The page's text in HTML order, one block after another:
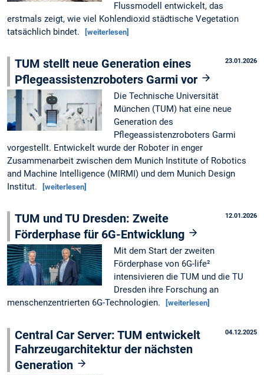
Flussmodell entwickelt, das
erstmals zeigt, wie viel Kohlendioxid städtische Vegetation
tatsächlich bindet.
[weiterlesen]
23.01.2026
TUM stellt neue Generation eines
Pflegeassistenzroboters Garmi vor
Die Technische Universität
München (TUM) hat eine neue
Generation des
Pflegeassistenzroboters Garmi
vorgestellt. Entwickelt wurde der Roboter in enger
Zusammenarbeit zwischen dem Munich Institute of Robotics
and Machine Intelligence (MIRMI) und dem Munich Design
Institut.
[weiterlesen]
12.01.2026
TUM und TU Dresden: Zweite
Förderphase für 6G-Entwicklung
Mit dem Start der zweiten
Förderphase von 6G-life²
intensivieren die TUM und die TU
Dresden ihre Forschung an
menschenzentrierten 6G-Technologien.
[weiterlesen]
04.12.2025
Central Car Server: TUM entwickelt
Fahrzeugarchitektur der nächsten
Generation